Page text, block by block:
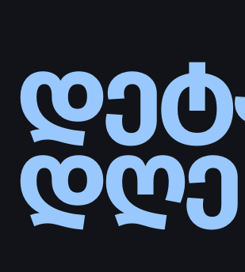
კონფიდენციალურობის პოლიტიკა
(2026) One Development. All
rights reserved.